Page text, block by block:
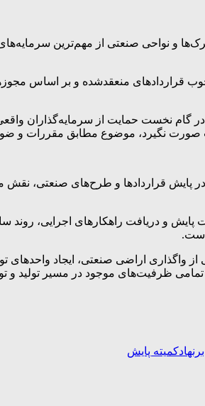
و نواحی صنعتی از مهم‌ترین
قراردادهای منعقدشده و بر اساس
نخست حمایت از سرمایه‌گذاران
نگیرد، موضوع مطابق مقررات و
پایش قراردادها و طرح‌های صنعتی،
و دریافت راهکارهای اجرایی،
است.
واگذاری اراضی صنعتی، ایجاد
تمامی ظرفیت‌های موجود در مسیر تولید
کمیته پایش